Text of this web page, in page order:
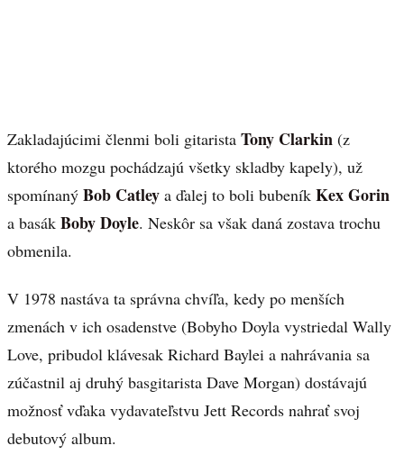
Zakladajúcimi členmi boli gitarista Tony Clarkin (z
ktorého mozgu pochádzajú všetky skladby kapely), už
spomínaný Bob Catley a ďalej to boli bubeník Kex Gorin
a basák Boby Doyle. Neskôr sa však daná zostava trochu
obmenila.
V 1978 nastáva ta správna chvíľa, kedy po menších
zmenách v ich osadenstve (Bobyho Doyla vystriedal Wally
Love, pribudol klávesak Richard Baylei a nahrávania sa
zúčastnil aj druhý basgitarista Dave Morgan) dostávajú
možnosť vďaka vydavateľstvu Jett Records nahrať svoj
debutový album.